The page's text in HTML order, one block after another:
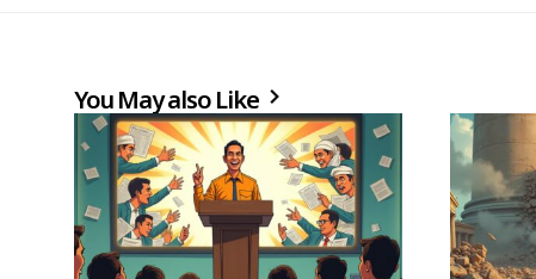
You May also Like